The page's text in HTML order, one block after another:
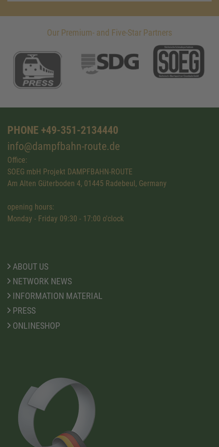
Our Premium- and Five-Star Partners
PHONE +49-351-2134440
info@dampfbahn-route.de
Office:
SOEG mbH Projekt DAMPFBAHN-ROUTE
Am Alten Güterboden 4, 01445 Radebeul, Germany
opening hours:
Monday - Friday 09:30 - 17:00 o'clock
ABOUT US
NETWORK NEWS
INFORMATION MATERIAL
PRESS
ONLINESHOP